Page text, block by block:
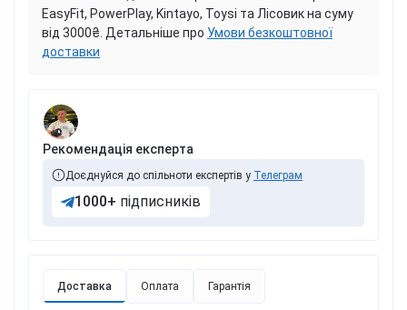
Доставка Оплата Гарантія
EasyFit, PowerPlay, Kintayo, Toysi та Лісовик на суму
від 3000₴. Детальніше про Умови безкоштовної
доставки
Рекомендація експерта
Доєднуйся до спільноти експертів у Телеграм
1000+ підписників